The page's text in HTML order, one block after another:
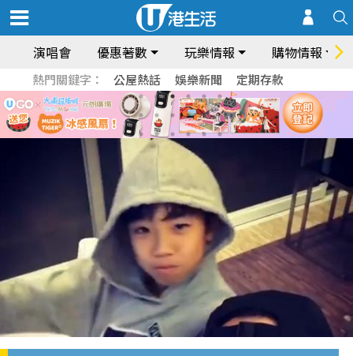
演唱會 優惠著數 玩樂情報 購物情報
熱門關鍵字： 公屋熱話 娛樂新聞 定期存款